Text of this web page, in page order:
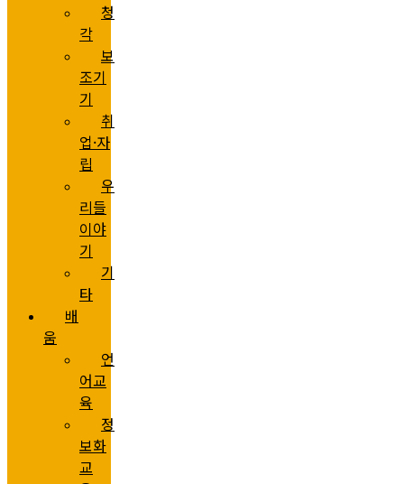
청
각
보
조기
기
취
업·자
립
우
리들
이야
기
기
타
배
움
언
어교
육
정
보화
교